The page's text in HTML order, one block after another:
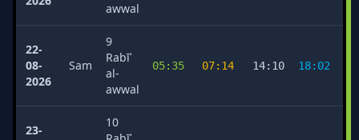
awwal
22-
08-
2026
Sam
9
Rabīʿ
al-
awwal
05:35 07:14 14:10 18:02
23-
10